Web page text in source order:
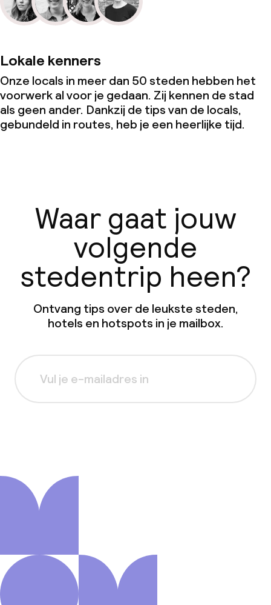
Lokale kenners
Onze locals in meer dan 50 steden hebben het
voorwerk al voor je gedaan. Zij kennen de stad
als geen ander. Dankzij de tips van de locals,
gebundeld in routes, heb je een heerlijke tijd.
Waar gaat jouw
volgende
stedentrip heen?
Ontvang tips over de leukste steden,
hotels en hotspots in je mailbox.